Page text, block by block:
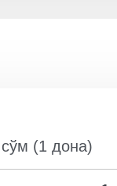
cўм (1 дона)